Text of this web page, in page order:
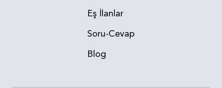
Eş İlanlar
Soru-Cevap
Blog